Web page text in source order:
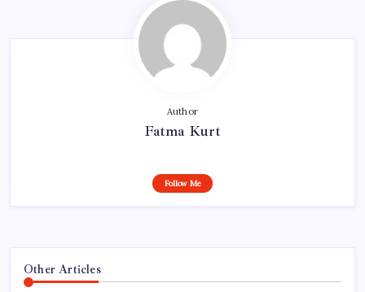
Author
Fatma Kurt
Follow Me
Other Articles